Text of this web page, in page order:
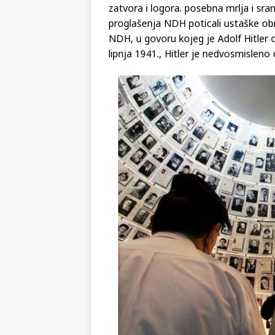
zatvora i logora. posebna mrlja i
proglašenja NDH poticali ustaške
NDH, u govoru kojeg je Adolf Hitler
lipnja 1941., Hitler je